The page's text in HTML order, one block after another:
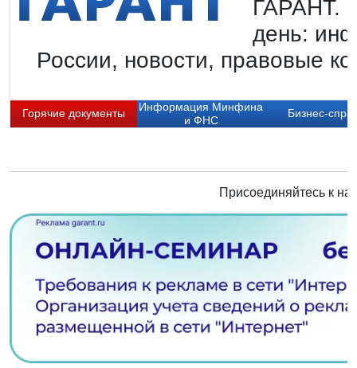
ГАРАНТ.
день:
России, новости, правовые
Горячие документы
Информация Минфина
и ФНС
Бизнес-
Присоединяйтесь к